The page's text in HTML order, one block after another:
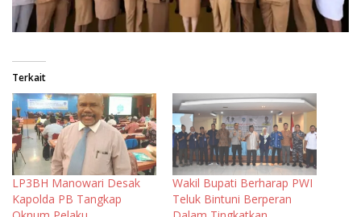
Terkait
LP3BH Manowari Desak
Kapolda PB Tangkap
Wakil Bupati Berharap PWI
Teluk Bintuni Berperan